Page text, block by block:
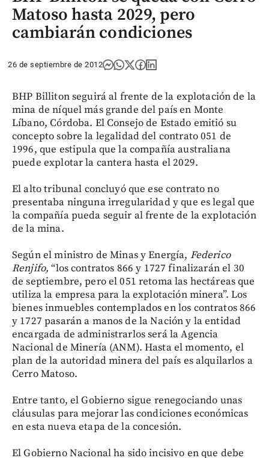
Matoso hasta 2029, pero
cambiarán condiciones
26 de septiembre de 2012
BHP Billiton seguirá al frente de la explotación de la
mina de níquel más grande del país en Monte
Líbano, Córdoba. El Consejo de Estado emitió su
concepto sobre la legalidad del contrato 051 de
1996, que estipula que la compañía australiana
puede explotar la cantera hasta el 2029.
El alto tribunal concluyó que ese contrato no
presentaba ninguna irregularidad y que es legal que
la compañía pueda seguir al frente de la explotación
de la mina.
Según el ministro de Minas y Energía, Federico
Renjifo, “los contratos 866 y 1727 finalizarán el 30
de septiembre, pero el 051 retoma las hectáreas que
utiliza la empresa para la explotación minera”. Los
bienes inmuebles contemplados en los contratos 866
y 1727 pasarán a manos de la Nación y la entidad
encargada de administrarlos será la Agencia
Nacional de Minería (ANM). Hasta el momento, el
plan de la autoridad minera del país es alquilarlos a
Cerro Matoso.
Entre tanto, el Gobierno sigue renegociando unas
cláusulas para mejorar las condiciones económicas
en esta nueva etapa de la concesión.
El Gobierno Nacional ha sido incisivo en que debe